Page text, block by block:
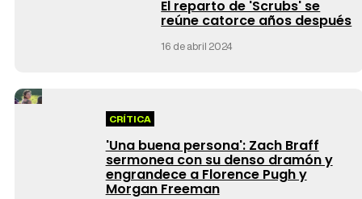
El reparto de 'Scrubs' se
reúne catorce años después
16 de abril 2024
CRÍTICA
'Una buena persona': Zach Braff
sermonea con su denso dramón y
engrandece a Florence Pugh y
Morgan Freeman